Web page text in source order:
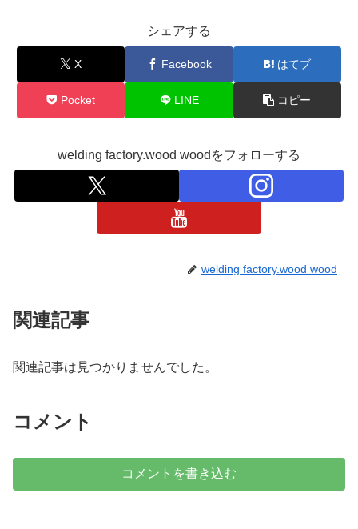
シェアする
X Facebook はてブ
Pocket LINE コピー
welding factory.wood woodをフォローする
welding factory.wood wood
関連記事
関連記事は見つかりませんでした。
コメント
コメントを書き込む